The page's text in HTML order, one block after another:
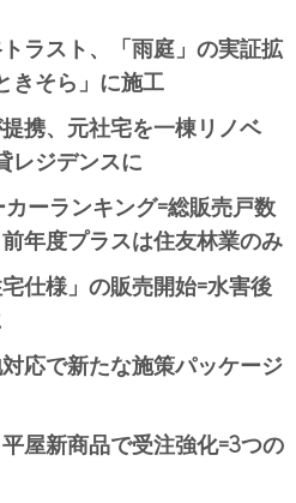
ラスト、「雨庭」の実証拡
きそら」に施工
携、元社宅を一棟リノベ
レジデンスに
ーランキング=総販売戸数
年度プラスは住友林業のみ
仕様」の販売開始=水害後
応で新たな施策パッケージ
屋新商品で受注強化=3つの